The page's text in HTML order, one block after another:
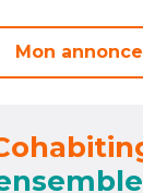
Mon
Mon